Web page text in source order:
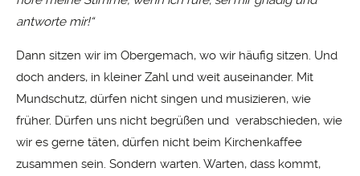
antworte mir!“
Dann sitzen wir im Obergemach, wo wir häufig sitzen. Und
doch anders, in kleiner Zahl und weit auseinander. Mit
Mundschutz, dürfen nicht singen und musizieren, wie
früher. Dürfen uns nicht begrüßen und verabschieden, wie
wir es gerne täten, dürfen nicht beim Kirchenkaffee
zusammen sein. Sondern warten. Warten, dass kommt,